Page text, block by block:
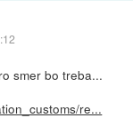
smer bo treba...
re...